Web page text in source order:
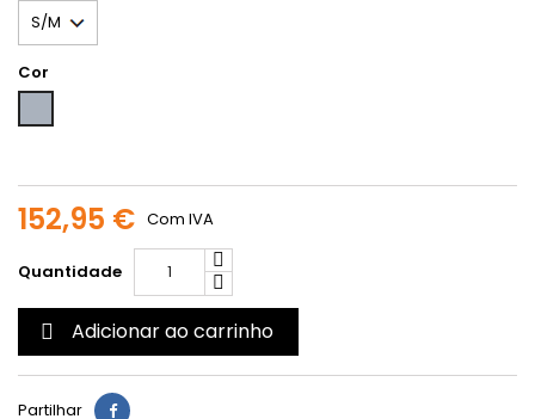
Cor
152,95 € Com IVA
Quantidade
 Adicionar ao carrinho
Partilhar